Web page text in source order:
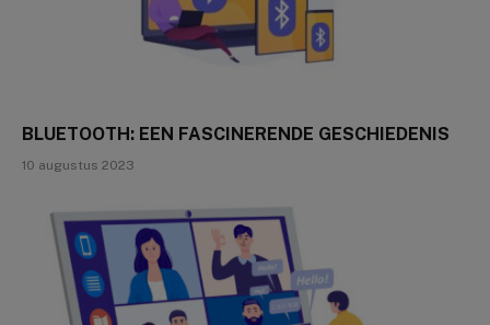
BLUETOOTH: EEN FASCINERENDE GESCHIEDENIS
10 augustus 2023